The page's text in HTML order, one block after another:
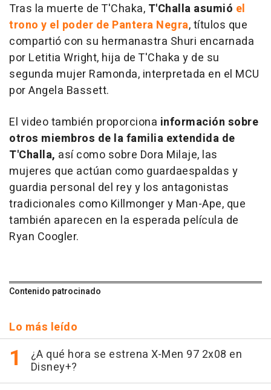
Tras la muerte de T'Chaka, T'Challa asumió el
trono y el poder de Pantera Negra, títulos que
compartió con su hermanastra Shuri encarnada
por Letitia Wright, hija de T'Chaka y de su
segunda mujer Ramonda, interpretada en el MCU
por Angela Bassett.
El video también proporciona información sobre
otros miembros de la familia extendida de
T'Challa, así como sobre Dora Milaje, las
mujeres que actúan como guardaespaldas y
guardia personal del rey y los antagonistas
tradicionales como Killmonger y Man-Ape, que
también aparecen en la esperada película de
Ryan Coogler.
Contenido patrocinado
Lo más leído
¿A qué hora se estrena X-Men 97 2x08 en
Disney+?